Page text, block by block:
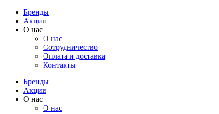
Бренды
Акции
О нас
О нас
Cотрудничество
Оплата и доставка
Контакты
Бренды
Акции
О нас
О нас